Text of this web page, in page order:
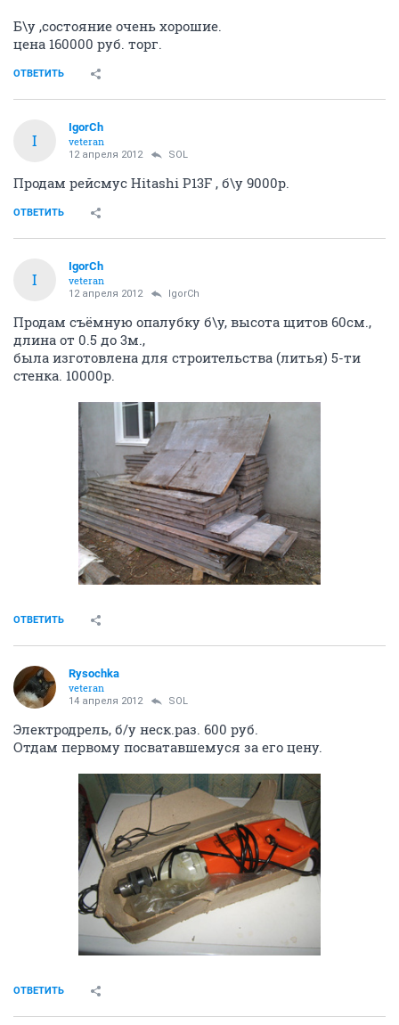
Б\у ,состояние очень хорошие.
цена 160000 руб. торг.
ОТВЕТИТЬ
I
IgorCh
veteran
12 апреля 2012 SOL
Продам рейсмус Hitashi P13F , б\у 9000р.
ОТВЕТИТЬ
I
IgorCh
veteran
12 апреля 2012 IgorCh
Продам съёмную опалубку б\у, высота щитов 60см.,
длина от 0.5 до 3м.,
была изготовлена для строительства (литья) 5-ти
стенка. 10000р.
ОТВЕТИТЬ
Rysochka
veteran
14 апреля 2012 SOL
Электродрель, б/у неск.раз. 600 руб.
Отдам первому посватавшемуся за его цену.
ОТВЕТИТЬ